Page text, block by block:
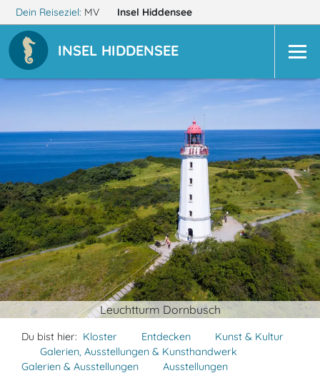
Dein Reiseziel: MV Insel Hiddensee
INSEL HIDDENSEE
Leuchtturm Dornbusch
Du bist hier: Kloster Entdecken
Kunst & Kultur
Galerien, Ausstellungen & Kunsthandwerk
Galerien & Ausstellungen
Ausstellungen